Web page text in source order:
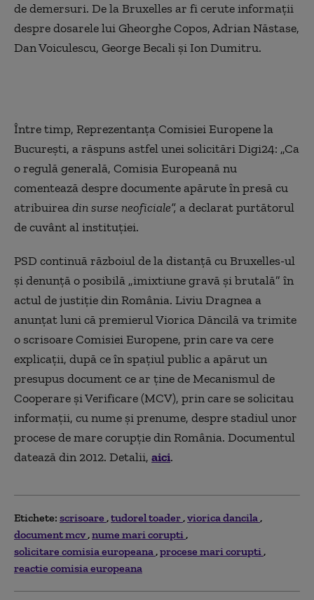
de demersuri. De la Bruxelles ar fi cerute informaţii
despre dosarele lui Gheorghe Copos, Adrian Năstase,
Dan Voiculescu, George Becali şi Ion Dumitru.
Între timp, Reprezentanța Comisiei Europene la
București, a răspuns astfel unei solicitări Digi24: „Ca
o regulă generală, Comisia Europeană nu
comentează despre documente apărute în presă cu
atribuireadin surse neoficiale”, a declarat purtătorul
de cuvânt al instituției.
PSD continuă războiul de la distanță cu Bruxelles-ul
și denunță o posibilă „imixtiune gravă și brutală” în
actul de justiție din România. Liviu Dragnea a
anunțat luni că premierul Viorica Dăncilă va trimite
o scrisoare Comisiei Europene, prin care va cere
explicații, după ce în spațiul public a apărut un
presupus document ce ar ține de Mecanismul de
Cooperare și Verificare (MCV), prin care se solicitau
informații, cu nume și prenume, despre stadiul unor
procese de mare corupție din România. Documentul
datează din 2012. Detalii, aici.
Etichete: scrisoare tudorel toader viorica dancila
document mcv nume mari corupti
solicitare comisia europeana procese mari corupti
reactie comisia europeana